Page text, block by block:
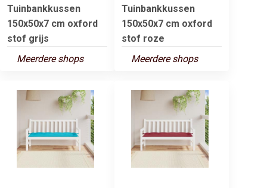
Tuinbankkussen
150x50x7 cm oxford
stof grijs
Meerdere shops
Tuinbankkussen
150x50x7 cm oxford
stof roze
Meerdere shops